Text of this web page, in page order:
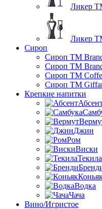
Ликер
Ликер
Сироп
Сироп TM
Сироп TM
Сироп TM
Сироп TM
Крепкие напитки
Джин
Ром
Виски
Текила
Водка
Чача
Вино/Игристое